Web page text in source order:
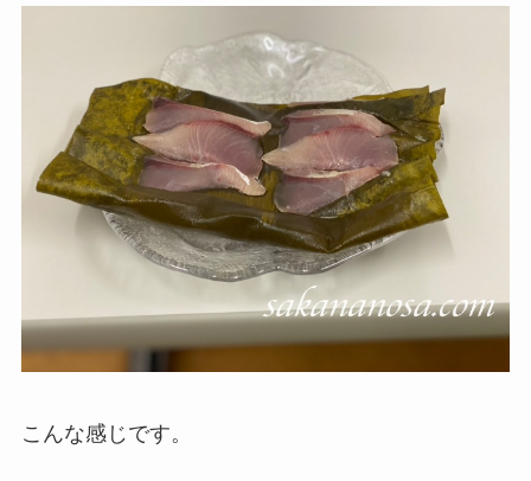
こんな感じです。